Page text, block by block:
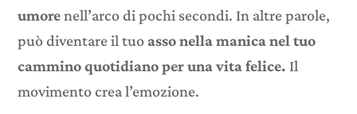
umorenell’arco di pochi secondi. In altre parole,
può diventare il tuoasso nella manica nel tuo
cammino quotidiano per una vita felice. Il
movimento crea l’emozione.